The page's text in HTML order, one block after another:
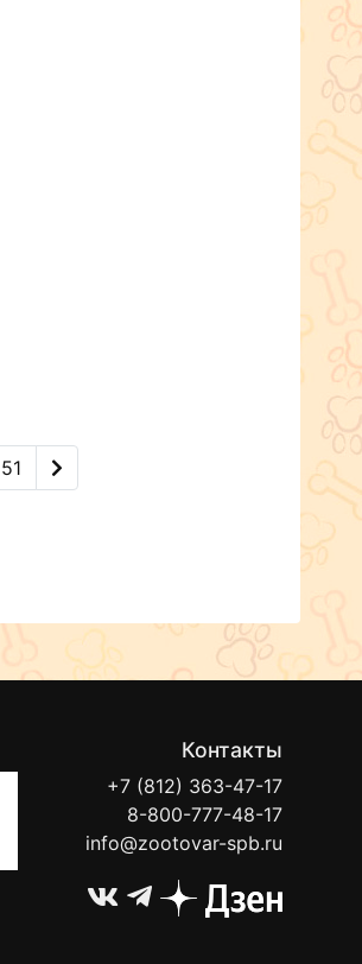
51
Контакты
+7 (812) 363-47-17
8-800-777-48-17
info@zootovar-spb.ru